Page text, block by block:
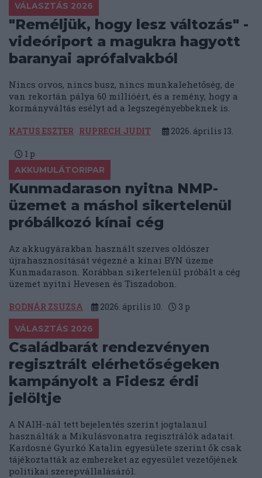
VÁLASZTÁS 2026
"Reméljük, hogy lesz változás" -
videóriport a magukra hagyott
baranyai aprófalvakból
Nincs orvos, nincs busz, nincs munkalehetőség, de
van rekortán pálya 60 millióért, és a remény, hogy a
kormányváltás esélyt ad a legszegényebbeknek is.
KATUS ESZTER RUPRECH JUDIT 2026. április 13.
1 p
AKKUMULÁTORIPAR
Kunmadarason nyitna NMP-
üzemet a máshol sikertelenül
próbálkozó kínai cég
Az akkugyárakban használt szerves oldószer
újrahasznosítását végezné a kínai BYN üzeme
Kunmadarason. Korábban sikertelenül próbált a cég
üzemet nyitni Hevesen és Tiszadobon.
BODNÁR ZSUZSA 2026. április 10. 3 p
VÁLASZTÁS 2026
Családbarát rendezvényen
regisztrált elérhetőségeken
kampányolt a Fidesz érdi
jelöltje
A NAIH-nál tett bejelentés szerint jogtalanul
használták a Mikulásvonatra regisztrálók adatait.
Kardosné Gyurkó Katalin egyesülete szerint ők csak
tájékoztatták az embereket az egyesület vezetőjének
politikai szerepvállalásáról.